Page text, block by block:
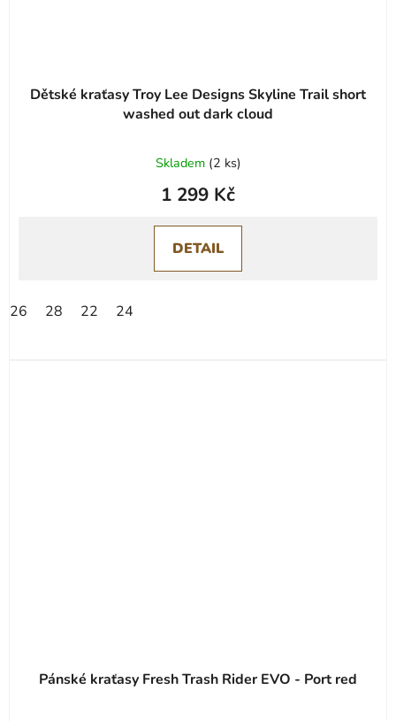
Dětské kraťasy Troy Lee Designs Skyline Trail short
washed out dark cloud
Skladem (2 ks)
1 299 Kč
DETAIL
26 28 22 24
Pánské kraťasy Fresh Trash Rider EVO - Port red